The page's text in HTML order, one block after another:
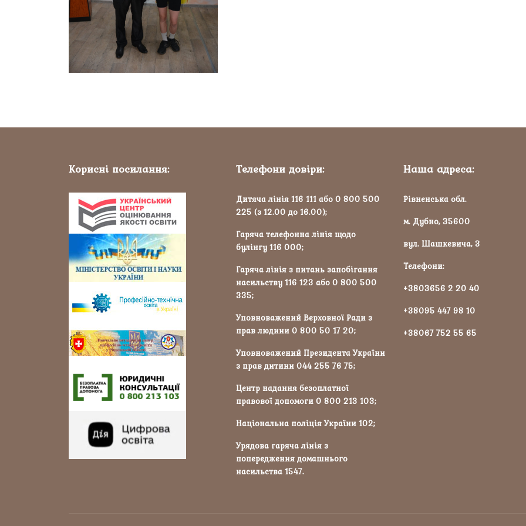
Корисні посилання: Телефони довіри:
Дитяча лінія 116 111 або 0 800 500
225 (з 12.00 до 16.00);
Гаряча телефонна лінія щодо
булінгу 116 000;
Гаряча лінія з питань запобігання
насильству 116 123 або 0 800 500
335;
Уповноважений Верховної Ради з
прав людини 0 800 50 17 20;
Уповноважений Президента України
з прав дитини 044 255 76 75;
Центр надання безоплатної
правової допомоги 0 800 213 103;
Національна поліція України 102;
Урядова гаряча лінія з
попередження домашнього
насильства 1547.
Наша адреса:
Рівненська обл.
м. Дубно, 35600
вул. Шашкевича, 3
Телефони:
+3803656 2 20 40
+38095 447 98 10
+38067 752 55 65